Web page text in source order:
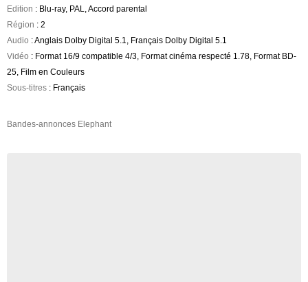
Edition : Blu-ray, PAL, Accord parental
Région : 2
Audio : Anglais Dolby Digital 5.1, Français Dolby Digital 5.1
Vidéo : Format 16/9 compatible 4/3, Format cinéma respecté 1.78, Format BD-
25, Film en Couleurs
Sous-titres : Français
Bandes-annonces Elephant